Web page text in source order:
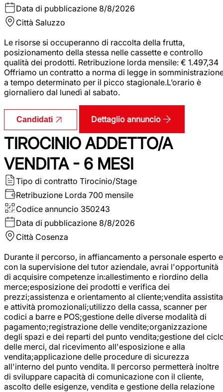
Data di pubblicazione 8/8/2026
Città Saluzzo
Le risorse si occuperanno di raccolta della frutta,
posizionamento della stessa nelle cassette e controllo
qualità dei prodotti. Retribuzione lorda mensile: € 1.497,34
Offriamo un contratto a norma di legge in
a tempo determinato per il picco stagionale.L’orario è
giornaliero dal lunedì al sabato.
Candidati Dettaglio annuncio
TIROCINIO ADDETTO/A
VENDITA - 6 MESI
Tipo di contratto Tirocinio/Stage
Retribuzione Lorda 700 mensile
Codice annuncio 350243
Data di pubblicazione 8/8/2026
Città Cosenza
Durante il percorso, in affiancamento a personale esperto e
con la supervisione del tutor aziendale, avrai l'opportunità
di acquisire competenze in:allestimento e riordino della
merce;esposizione dei prodotti e verifica dei
prezzi;assistenza e orientamento al cliente;vendita assistita
e attività promozionali;utilizzo della cassa, scanner per
codici a barre e POS;gestione delle diverse modalità di
pagamento;registrazione delle vendite;organizzazione
degli spazi e dei reparti del punto vendita;gestione del
delle merci, dal ricevimento all'esposizione e alla
vendita;applicazione delle procedure di sicurezza
all'interno del punto vendita. Il percorso permetterà inoltre
di sviluppare capacità di comunicazione con il cliente,
ascolto delle esigenze, vendita e gestione della relazione